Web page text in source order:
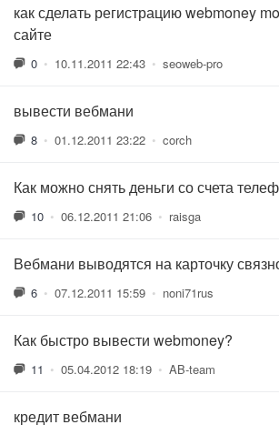
как сделать регистрацию webmoney
сайте
0 • 10.11.2011 22:43 • seoweb-pro
вывести вебмани
8 • 01.12.2011 23:22 • corch
Как можно снять деньги со счета
10 • 06.12.2011 21:06 • raisga
Вебмани выводятся на карточку
6 • 07.12.2011 15:59 • noni71rus
Как быстро вывести webmoney?
11 • 05.04.2012 18:19 • AB-team
кредит вебмани